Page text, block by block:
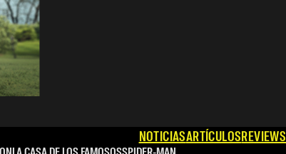
NOTICIASARTÍCULOSREVIEWS